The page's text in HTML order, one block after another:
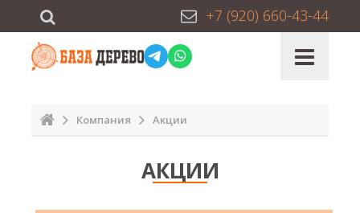
+7 (920) 660-43-44
Компания Акции
АКЦИИ